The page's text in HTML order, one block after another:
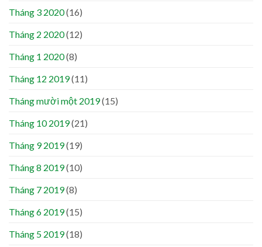
Tháng 3 2020(16)
Tháng 2 2020(12)
Tháng 1 2020(8)
Tháng 12 2019(11)
Tháng mười một 2019(15)
Tháng 10 2019(21)
Tháng 9 2019(19)
Tháng 8 2019(10)
Tháng 7 2019(8)
Tháng 6 2019(15)
Tháng 5 2019(18)